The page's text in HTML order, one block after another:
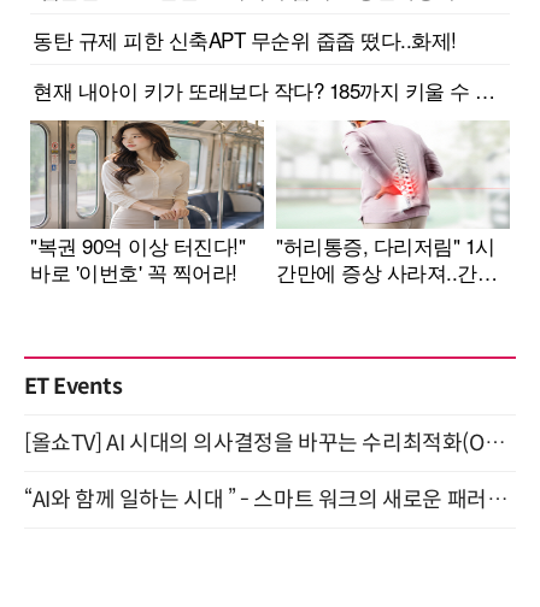
ET Events
[올쇼TV] AI 시대의 의사결정을 바꾸는 수리최적화(Optimization) 소개 (8/20 생방송)
“AI와 함께 일하는 시대 ” - 스마트 워크의 새로운 패러다임 (9/11)